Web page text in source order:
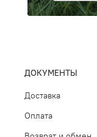
ДОКУМЕНТЫ
Доставка
Оплата